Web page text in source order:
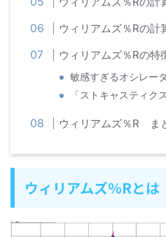
ウィリアムズ％Rの計
ウィリアムズ％Rの特
敏感すぎるオシレー
「ストキャスティク
ウィリアムズ％R ま
ウィリアムズ％Rとは